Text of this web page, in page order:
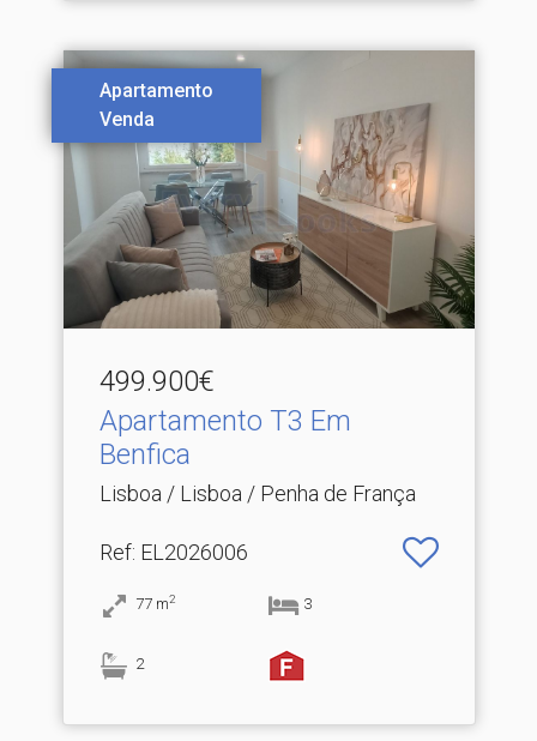
Apartamento
Venda
499.900€
Apartamento T3 Em
Benfica
Lisboa / Lisboa / Penha de França
Ref: EL2026006
77 m2 3
2